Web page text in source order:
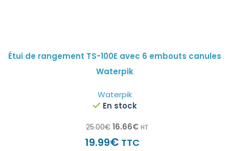
Étui de rangement TS-100E avec 6 embouts canules
Waterpik
Waterpik
En stock
25.00€ 16.66€ HT
19.99€ TTC